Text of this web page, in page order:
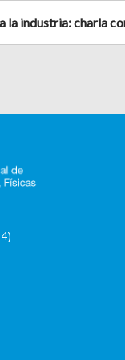
la industria: charla